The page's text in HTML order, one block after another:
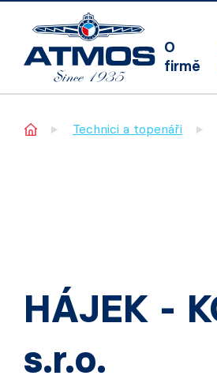
O
firmě
Home Technici a topenáři
HÁJEK -
s.r.o.